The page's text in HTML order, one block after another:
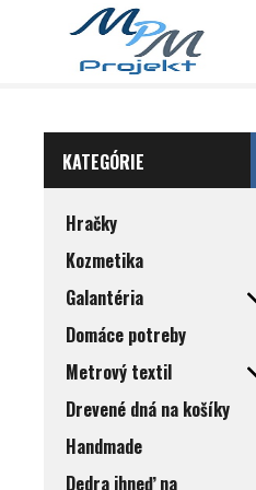
KATEGÓRIE
Hračky
Kozmetika
Galantéria
Domáce potreby
Metrový textil
Drevené dná na košíky
Handmade
Dedra ihneď na